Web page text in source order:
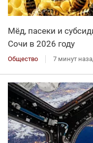
Мёд, пасеки и
Сочи в 2026 году
Общество 7 минут